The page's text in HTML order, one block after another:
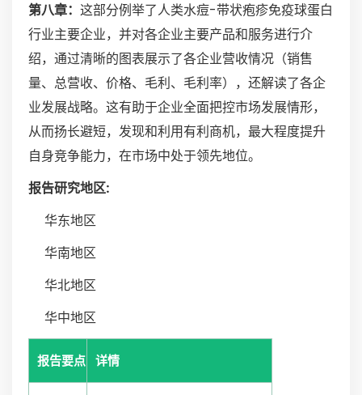
第八章： 这部分例举了人类水痘-带状疱疹免疫球蛋白
行业主要企业，并对各企业主要产品和服务进行介
绍，通过清晰的图表展示了各企业营收情况（销售
量、总营收、价格、毛利、毛利率），还解读了各企
业发展战略。这有助于企业全面把控市场发展情形，
从而扬长避短，发现和利用有利商机，最大程度提升
自身竞争能力，在市场中处于领先地位。
报告研究地区:
华东地区
华南地区
华北地区
华中地区
报告要点 详情